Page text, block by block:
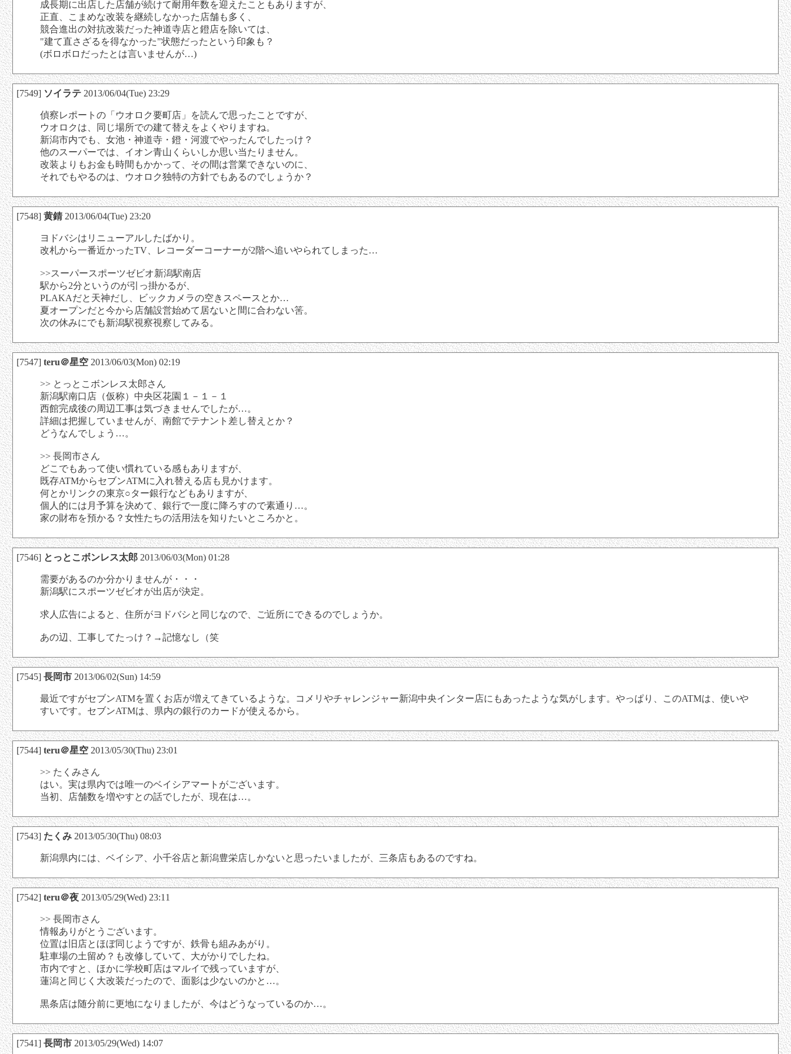
成長期に出店した店舗が続けて耐用年数を迎えたこともありますが、
正直、こまめな改装を継続しなかった店舗も多く、
競合進出の対抗改装だった神道寺店と鐙店を除いては、
"建て直さざるを得なかった"状態だったという印象も？
(ボロボロだったとは言いませんが…)
[7549] ソイラテ2013/06/04(Tue) 23:29
偵察レポートの「ウオロク要町店」を読んで思ったことですが、
ウオロクは、同じ場所での建て替えをよくやりますね。
新潟市内でも、女池・神道寺・鐙・河渡でやったんでしたっけ？
他のスーパーでは、イオン青山くらいしか思い当たりません。
改装よりもお金も時間もかかって、その間は営業できないのに、
それでもやるのは、ウオロク独特の方針でもあるのでしょうか？
[7548] 黄錆2013/06/04(Tue) 23:20
ヨドバシはリニューアルしたばかり。
改札から一番近かったTV、レコーダーコーナーが2階へ追いやられてしまった…
>>スーパースポーツゼビオ新潟駅南店
駅から2分というのが引っ掛かるが、
PLAKAだと天神だし、ビックカメラの空きスペースとか…
夏オープンだと今から店舗設営始めて居ないと間に合わない筈。
次の休みにでも新潟駅視察視察してみる。
[7547] teru＠星空2013/06/03(Mon) 02:19
>> とっとこボンレス太郎さん
新潟駅南口店（仮称）中央区花園１－１－１
西館完成後の周辺工事は気づきませんでしたが…。
詳細は把握していませんが、南館でテナント差し替えとか？
どうなんでしょう…。
>> 長岡市さん
どこでもあって使い慣れている感もありますが、
既存ATMからセブンATMに入れ替える店も見かけます。
何とかリンクの東京○ター銀行などもありますが、
個人的には月予算を決めて、銀行で一度に降ろすので素通り…。
家の財布を預かる？女性たちの活用法を知りたいところかと。
[7546] とっとこボンレス太郎2013/06/03(Mon) 01:28
需要があるのか分かりませんが・・・
新潟駅にスポーツゼビオが出店が決定。
求人広告によると、住所がヨドバシと同じなので、ご近所にできるのでしょうか。
あの辺、工事してたっけ？→記憶なし（笑
[7545] 長岡市2013/06/02(Sun) 14:59
最近ですがセブンATMを置くお店が増えてきているような。コメリやチャレンジャー新潟中央インター店にもあったような気がします。やっぱり、このATMは、使いや
すいです。セブンATMは、県内の銀行のカードが使えるから。
[7544] teru＠星空2013/05/30(Thu) 23:01
>> たくみさん
はい。実は県内では唯一のベイシアマートがございます。
当初、店舗数を増やすとの話でしたが、現在は…。
[7543] たくみ2013/05/30(Thu) 08:03
新潟県内には、ベイシア、小千谷店と新潟豊栄店しかないと思ったいましたが、三条店もあるのですね。
[7542] teru＠夜2013/05/29(Wed) 23:11
>> 長岡市さん
情報ありがとうございます。
位置は旧店とほぼ同じようですが、鉄骨も組みあがり。
駐車場の土留め？も改修していて、大がかりでしたね。
市内ですと、ほかに学校町店はマルイで残っていますが、
蓮潟と同じく大改装だったので、面影は少ないのかと…。
黒条店は随分前に更地になりましたが、今はどうなっているのか…。
[7541] 長岡市2013/05/29(Wed) 14:07